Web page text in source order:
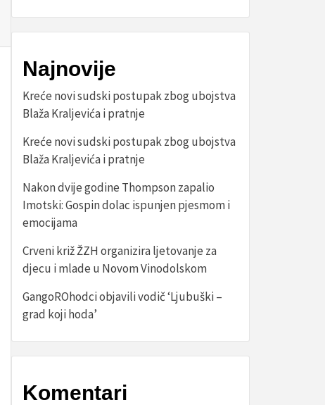
Najnovije
Kreće novi sudski postupak zbog ubojstva
Blaža Kraljevića i pratnje
Kreće novi sudski postupak zbog ubojstva
Blaža Kraljevića i pratnje
Nakon dvije godine Thompson zapalio
Imotski: Gospin dolac ispunjen pjesmom i
emocijama
Crveni križ ŽZH organizira ljetovanje za
djecu i mlade u Novom Vinodolskom
GangoROhodci objavili vodič ‘Ljubuški –
grad koji hoda’
Komentari